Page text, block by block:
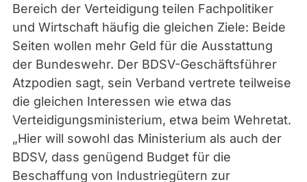
Bereich der Verteidigung teilen Fachpolitiker
und Wirtschaft häufig die gleichen Ziele: Beide
Seiten wollen mehr Geld für die Ausstattung
der Bundeswehr. Der BDSV-Geschäftsführer
Atzpodien sagt, sein Verband vertrete teilweise
die gleichen Interessen wie etwa das
Verteidigungsministerium, etwa beim Wehretat.
„Hier will sowohl das Ministerium als auch der
BDSV, dass genügend Budget für die
Beschaffung von Industriegütern zur